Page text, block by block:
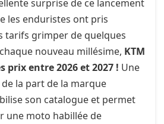
surprise de ce lancement
les enduristes ont pris
tarifs grimper de quelques
nouveau millésime, KTM
prix entre 2026 et 2027 ! Une
la part de la marque
son catalogue et permet
une moto habillée de